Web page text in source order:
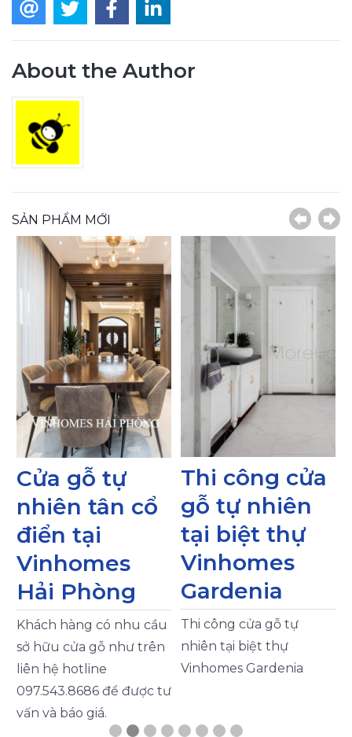
About the Author
SẢN PHẨM MỚI
gỗ tự
tân cổ
tại
Phòng
hàng có nhu cầu
hữu cửa gỗ như trên
hệ hotline
để được tư
và báo giá.
Thi công cửa
gỗ tự nhiên
tại biệt thự
Vinhomes
Gardenia
Thi công cửa gỗ tự
nhiên tại biệt thự
Vinhomes Gardenia